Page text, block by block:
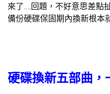
來了….回題，不好意思差點
備份硬碟保固期內換新根本
硬碟換新五部曲，